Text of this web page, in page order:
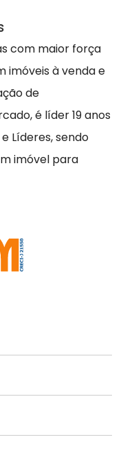
com maior força
imóveis à venda e
de
é líder 19 anos
Líderes, sendo
imóvel para